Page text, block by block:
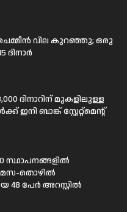
വില കുറഞ്ഞു; ഒരു
ദിനാർ
ദിനാറിന് മുകളിലുള്ള
ഇനി ബാങ്ക് സ്റ്റേറ്റ്മെന്റ്
തൊഴിൽ
48 പേർ അറസ്റ്റിൽ